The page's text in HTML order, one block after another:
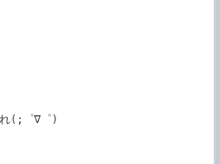
(;゜∇゜)